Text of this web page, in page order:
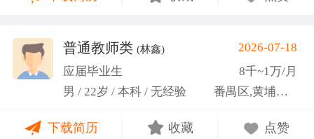
关活动。普通教师类 (林鑫)
2026-07-18
应届毕业生
8千~1万/月
男 / 22岁 / 本科 / 无经验
番禺区,黄埔区,越秀区
下载简历 收藏 点赞